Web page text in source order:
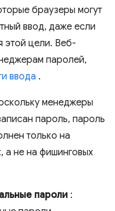
браузеры могут
ввод, даже если
этой цели. Веб-
паролей,
ввода .
менеджеры
пароль, пароль
только на
а не на фишинговых
пароли :